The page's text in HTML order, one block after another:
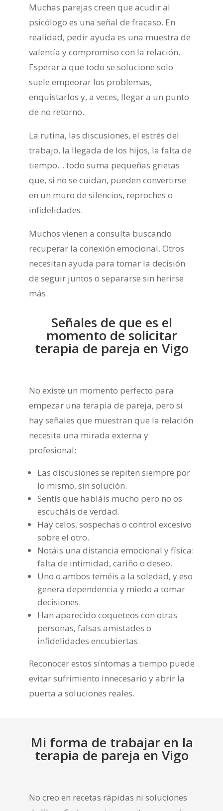
Muchas parejas creen que acudir al
psicólogo es una señal de fracaso. En
realidad, pedir ayuda es una muestra de
valentía y compromiso con la relación.
Esperar a que todo se solucione solo
suele empeorar los problemas,
enquistarlos y, a veces, llegar a un punto
de no retorno.
La rutina, las discusiones, el estrés del
trabajo, la llegada de los hijos, la falta de
tiempo… todo suma pequeñas grietas
que, si no se cuidan, pueden convertirse
en un muro de silencios, reproches o
infidelidades.
Muchos vienen a consulta buscando
recuperar la conexión emocional. Otros
necesitan ayuda para tomar la decisión
de seguir juntos o separarse sin herirse
más.
Señales de que es el
momento de solicitar
terapia de pareja en Vigo
No existe un momento perfecto para
empezar una terapia de pareja, pero sí
hay señales que muestran que la relación
necesita una mirada externa y
profesional:
Las discusiones se repiten siempre por
lo mismo, sin solución.
Sentís que habláis mucho pero no os
escucháis de verdad.
Hay celos, sospechas o control excesivo
sobre el otro.
Notáis una distancia emocional y física:
falta de intimidad, cariño o deseo.
Uno o ambos teméis a la soledad, y eso
genera dependencia y miedo a tomar
decisiones.
Han aparecido coqueteos con otras
personas, falsas amistades o
infidelidades encubiertas.
Reconocer estos síntomas a tiempo puede
evitar sufrimiento innecesario y abrir la
puerta a soluciones reales.
Mi forma de trabajar en la
terapia de pareja en Vigo
No creo en recetas rápidas ni soluciones